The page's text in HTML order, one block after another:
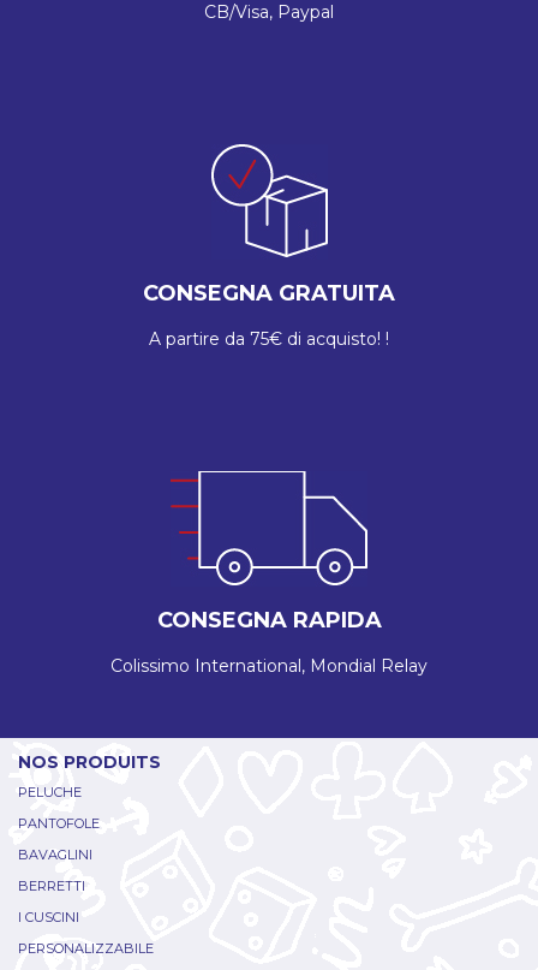
CB/Visa, Paypal
CONSEGNA GRATUITA
A partire da 75€ di acquisto! !
CONSEGNA RAPIDA
Colissimo International, Mondial Relay
NOS PRODUITS
PELUCHE
PANTOFOLE
BAVAGLINI
BERRETTI
I CUSCINI
PERSONALIZZABILE